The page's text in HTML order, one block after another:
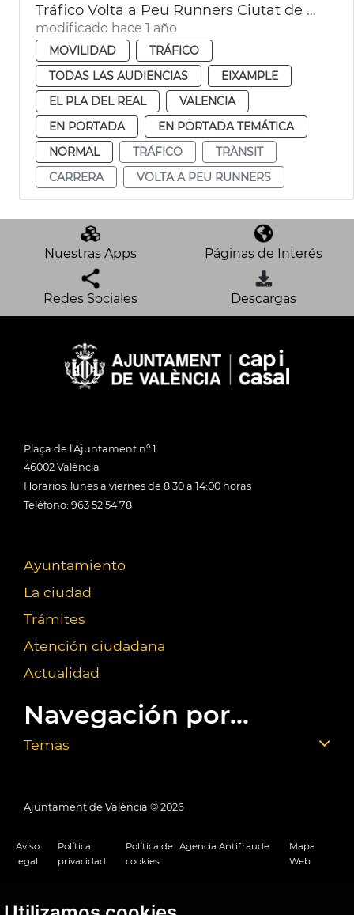
Tráfico Volta a Peu Runners Ciutat de València
modificado hace 1 año
MOVILIDAD
TRÁFICO
TODAS LAS AUDIENCIAS
EIXAMPLE
EL PLA DEL REAL
VALENCIA
EN PORTADA
EN PORTADA TEMÁTICA
NORMAL
TRÁFICO
TRÀNSIT
CARRERA
VOLTA A PEU RUNNERS
Nuestras Apps Páginas de Interés
Redes Sociales Descargas
Plaça de l'Ajuntament nº 1
46002 València
Horarios: lunes a viernes de 8:30 a 14:00 horas
Teléfono: 963 52 54 78
Ayuntamiento
La ciudad
Trámites
Atención ciudadana
Actualidad
Navegación por...
Temas
Ajuntament de València © 2026
Aviso
legal
Política
privacidad
Política de
cookies
Agencia Antifraude
Mapa
Web